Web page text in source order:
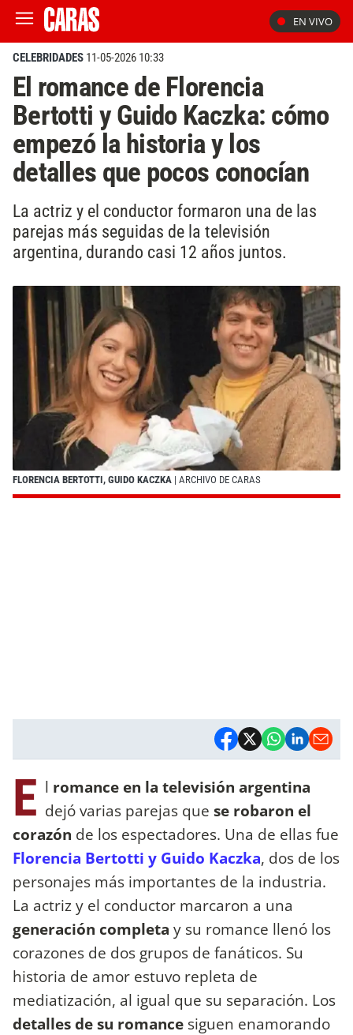
EN VIVO
CELEBRIDADES 11-05-2026 10:33
El romance de Florencia
Bertotti y Guido Kaczka: cómo
empezó la historia y los
detalles que pocos conocían
La actriz y el conductor formaron una de las
parejas más seguidas de la televisión
argentina, durando casi 12 años juntos.
FLORENCIA BERTOTTI, GUIDO KACZKA | ARCHIVO DE CARAS
E l romance en la televisión argentina
dejó varias parejas que se robaron el
corazón de los espectadores. Una de ellas fue
Florencia Bertotti y Guido Kaczka, dos de los
personajes más importantes de la industria.
La actriz y el conductor marcaron a una
generación completa y su romance llenó los
corazones de dos grupos de fanáticos. Su
historia de amor estuvo repleta de
mediatización, al igual que su separación. Los
detalles de su romance siguen enamorando